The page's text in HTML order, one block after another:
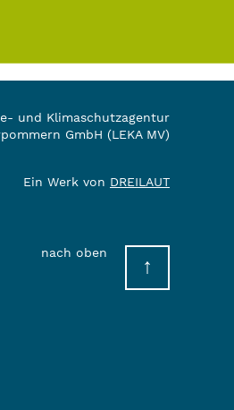
und Klimaschutzagentur
GmbH (LEKA MV)
Ein Werk von DREILAUT
nach oben
↑